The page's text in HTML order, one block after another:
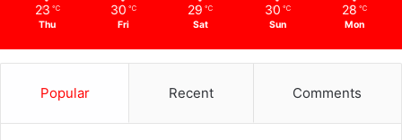
23 ℃
Thu
30 ℃
Fri
29 ℃
Sat
30 ℃
Sun
28 ℃
Mon
Popular Recent Comments